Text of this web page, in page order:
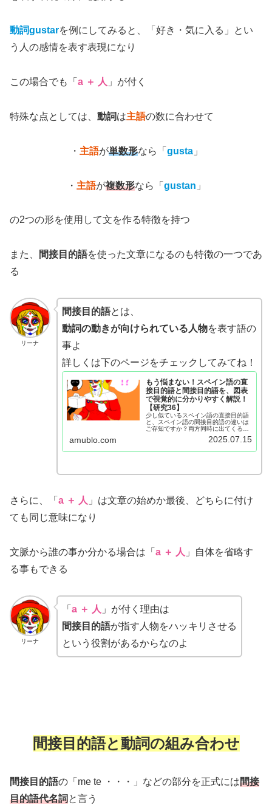
動詞gustarを例にしてみると、「好き・気に入る」とい
う人の感情を表す表現になり
この場合でも「 a ＋ 人 」が付く
特殊な点としては、 動詞は主語の数に合わせて
・ 主語が単数形なら「 gusta」
・ 主語が複数形なら「 gustan 」
の2つの形を使用して文を作る特徴を持つ
また、 間接目的語を使った文章になるのも特徴の一つであ
る
リーナ
間接目的語とは、
動詞の動きが向けられている人物を表す語の
事よ
詳しくは下のページをチェックしてみてね！
もう悩まない！スペイン語の直
接目的語と間接目的語を、図表
で視覚的に分かりやすく解説！
【研究36】
少し似ているスペイン語の直接目的語
と、スペイン語の間接目的語の違いは
ご存知ですか？両方同時に出てくる機
会は多いですし、違いを知るとスペイ
ン語のレベルが格段に上がりますよ！
amublo.com 2025.07.15
さらに、「 a ＋ 人 」は文章の始めか最後、どちらに付け
ても同じ意味になり
文脈から誰の事か分かる場合は「 a ＋ 人 」自体を省略す
る事もできる
リーナ
「 a ＋ 人 」が付く理由は
間接目的語が指す人物をハッキリさせる
という役割があるからなのよ
間接目的語と動詞の組み合わせ
間接目的語の「me te ・・・」などの部分を正式には間接
目的語代名詞 と言う